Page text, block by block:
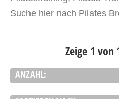
Suche hier nach Pilates
Zeige 1 von
ANZAHL: